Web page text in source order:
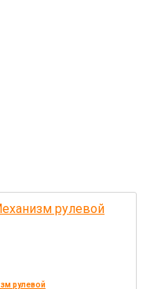
рулевой